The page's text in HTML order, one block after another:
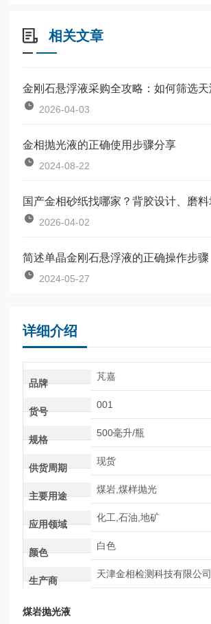
相关文章
2026-04-03
金相抛光液的正确使用步骤分享
2024-08-22
2026-04-02
简述单晶金刚石悬浮液的正确操作步骤
2024-05-27
详细介绍
品牌
芃嘉
货号
001
规格
500毫升/瓶
供货周期
现货
主要用途
煤岩,煤样抛光
应用领域
化工,石油,地矿
颜色
白色
生产商
天津金相检测科技有限公司
煤岩抛光液